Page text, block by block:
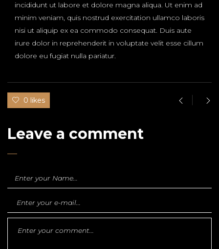
incididunt ut labore et dolore magna aliqua. Ut enim ad
minim veniam, quis nostrud exercitation ullamco laboris
nisi ut aliquip ex ea commodo consequat. Duis aute
irure dolor in reprehenderit in voluptate velit esse cillum
dolore eu fugiat nulla pariatur.
0 likes
Leave a comment